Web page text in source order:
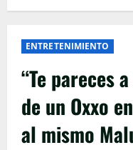
ENTRETENIMIENTO
“Te pareces
de un Oxxo
al mismo